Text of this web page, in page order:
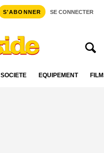
S'ABONNER SE CONNECTER
SOCIÉTÉ ÉQUIPEMENT